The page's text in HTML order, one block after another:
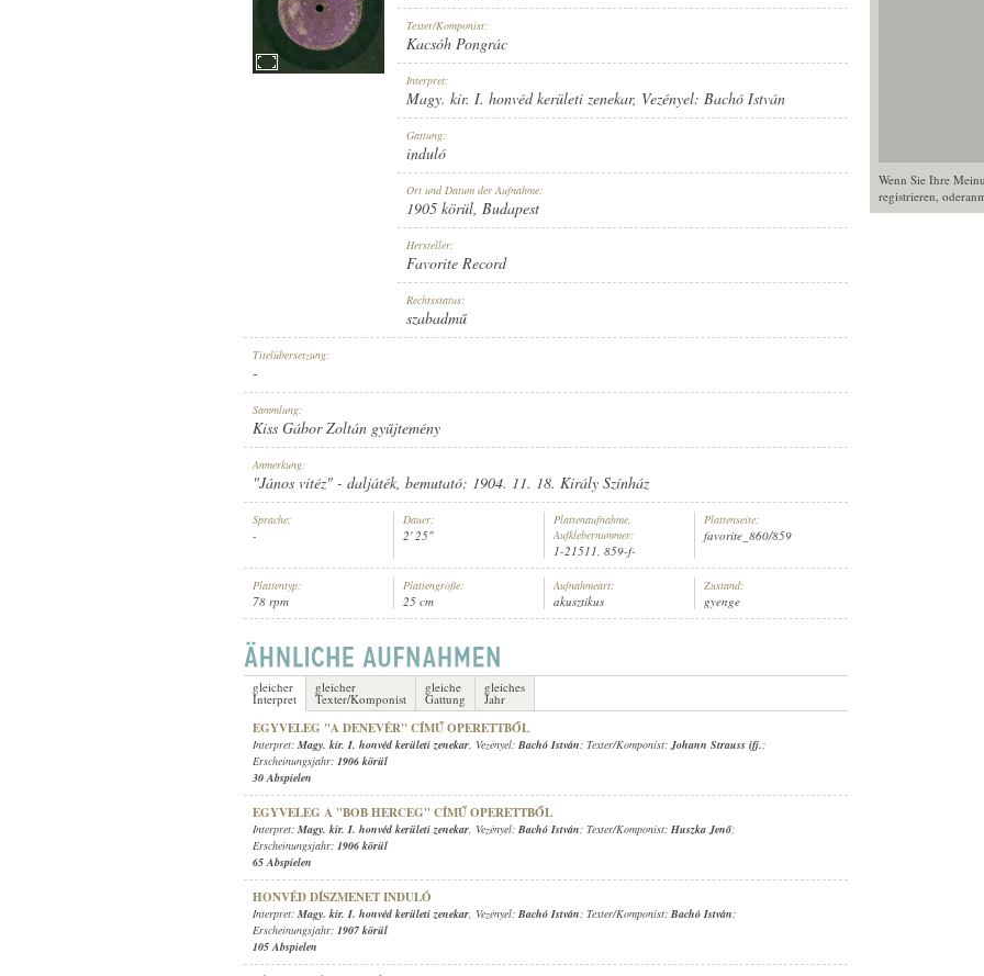
Wenn Sie Ihre
registrieren, oder
INTERPRET: MAGY. KIR. I. HONVÉD KERÜLETI ZENEKAR, VEZÉNYEL: BACHÓ ISTVÁN
1905 KÖRÜL
FAVORITE RECORD
1-21511
Texter/Komponist:
Kacsóh Pongrác
Interpret:
Magy. kir. I. honvéd kerületi zenekar, Vezényel: Bachó István
Gattung:
induló
Ort und Datum der Aufnahme:
1905 körül, Budapest
Hersteller:
Favorite Record
Rechtsstatus:
szabadmű
Titelübersetzung:
-
Sammlung:
Kiss Gábor Zoltán gyűjtemény
Anmerkung:
"János vitéz" - daljáték, bemutató: 1904. 11. 18. Király Színház
Sprache:
-
Dauer:
2' 25"
Plattenaufnahme,
Aufklebernummer:
1-21511, 859-f-
Plattenseite:
favorite_860/859
Plattentyp:
78 rpm
Plattengröße:
25 cm
Aufnahmeart:
akusztikus
Zustand:
gyenge
gleicher
Interpret
gleicher
Texter/Komponist
gleiche
Gattung
gleiches
Jahr
EGYVELEG "A DENEVÉR" CÍMŰ OPERETTBŐL
Interpret: Magy. kir. I. honvéd kerületi zenekar, Vezényel: Bachó István; Texter/Komponist:Johann Strauss ifj.;
Erscheinungsjahr: 1906 körül
30 Abspielen
EGYVELEG A "BOB HERCEG" CÍMŰ OPERETTBŐL
Interpret: Magy. kir. I. honvéd kerületi zenekar, Vezényel: Bachó István; Texter/Komponist: Huszka Jenő;
Erscheinungsjahr: 1906 körül
65 Abspielen
HONVÉD DÍSZMENET INDULÓ
Interpret: Magy. kir. I. honvéd kerületi zenekar, Vezényel: Bachó István; Texter/Komponist: Bachó István;
Erscheinungsjahr: 1907 körül
105 Abspielen